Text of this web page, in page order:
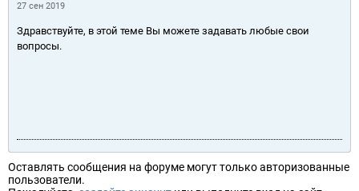
27 сен 2019
Здравствуйте, в этой теме Вы можете задавать любые свои
вопросы.
Оставлять сообщения на форуме могут только авторизованные
пользователи.